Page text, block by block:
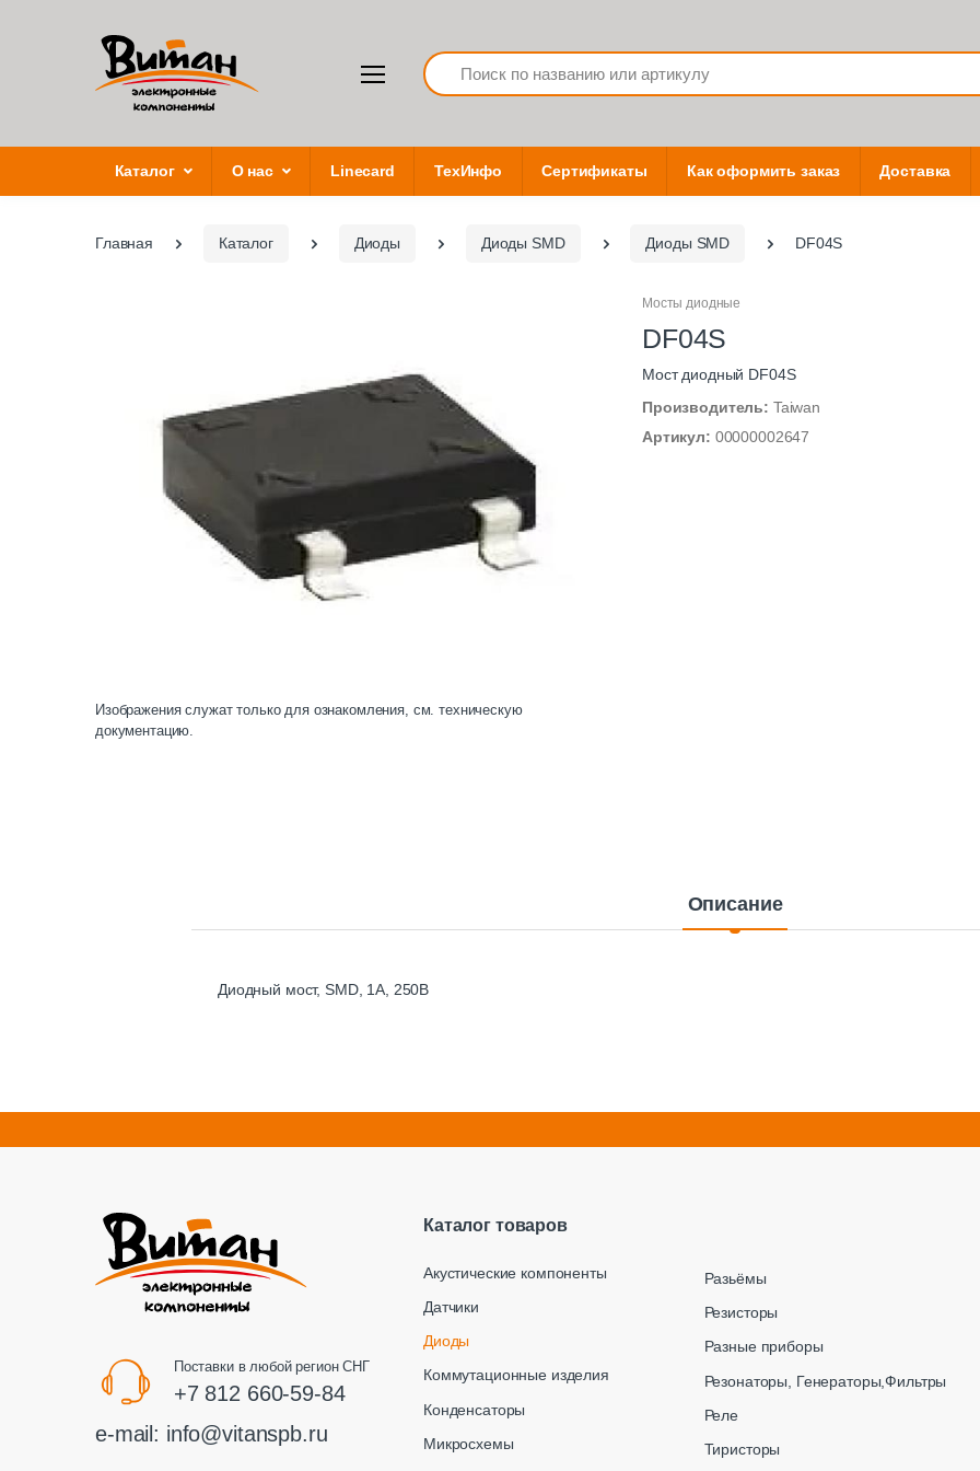
Search
Каталог О нас Linecard ТехИнфо Сертификаты Как оформить заказ Доставка
Главная Каталог Диоды Диоды SMD Диоды SMD DF04S
Изображения служат только для ознакомления, см. техническую
документацию.
Мосты диодные
DF04S
Мост диодный DF04S
Производитель: Taiwan
Артикул: 00000002647
Описание
Диодный мост, SMD, 1A, 250В
Поставки в любой регион СНГ
+7 812 660-59-84
e-mail: info@vitanspb.ru
Каталог товаров
Акустические компоненты
Датчики
Диоды
Коммутационные изделия
Конденсаторы
Микросхемы
Разьёмы
Резисторы
Разные приборы
Резонаторы, Генераторы,Фильтры
Реле
Тиристоры